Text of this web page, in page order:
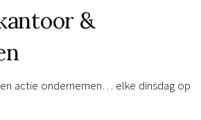
&
actie ondernemen… elke dinsdag op